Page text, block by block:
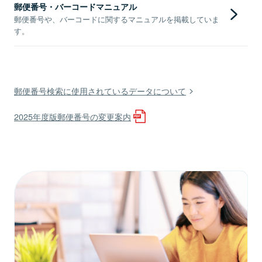
郵便番号・バーコードマニュアル
郵便番号や、バーコードに関するマニュアルを掲載していま
す。
郵便番号検索に使用されているデータについて
2025年度版郵便番号の変更案内